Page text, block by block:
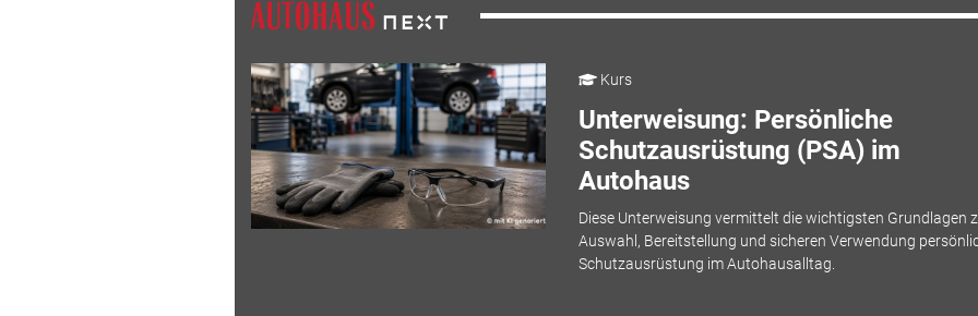
Kurs
Unterweisung: Persönliche
Schutzausrüstung (PSA) im
Autohaus
Diese Unterweisung vermittelt die wichtigsten Grundlagen
Auswahl, Bereitstellung und sicheren Verwendung
Schutzausrüstung im Autohausalltag.